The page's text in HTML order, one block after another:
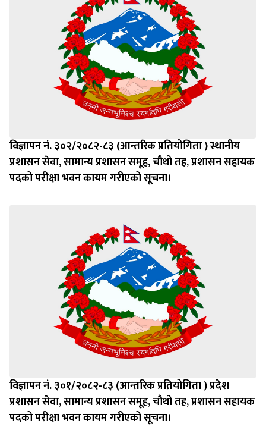
विज्ञापन नं. ३०२/२०८२-८३ (आन्तरिक प्रतियोगिता ) स्थानीय
प्रशासन सेवा, सामान्य प्रशासन समूह, चौथो तह, प्रशासन सहायक
पदको परीक्षा भवन कायम गरीएको सूचना।
विज्ञापन नं. ३०१/२०८२-८३ (आन्तरिक प्रतियोगिता ) प्रदेश
प्रशासन सेवा, सामान्य प्रशासन समूह, चौथो तह, प्रशासन सहायक
पदको परीक्षा भवन कायम गरीएको सूचना।